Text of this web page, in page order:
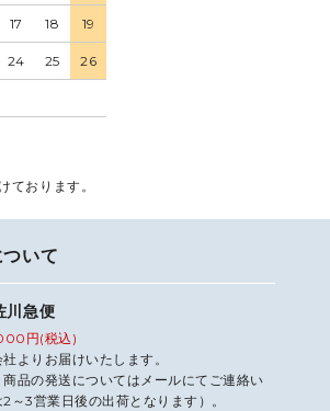
17 18 19
24 25 26
ております。
いて
川急便
円(税込)
よりお届けいたします。
品の発送についてはメールにてご連絡い
～3営業日後の出荷となります）。